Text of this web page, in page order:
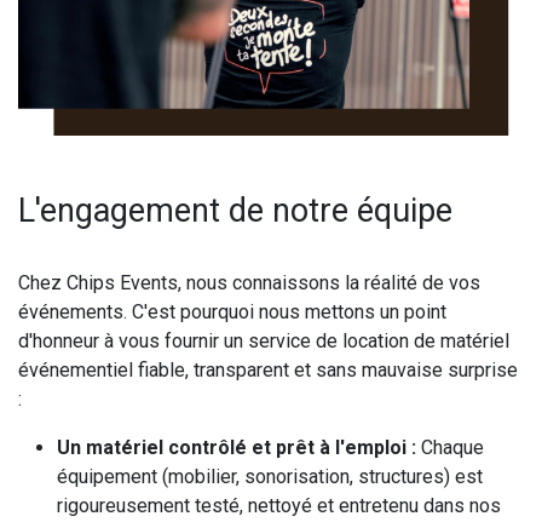
L'engagement de notre équipe
Chez Chips Events, nous connaissons la réalité de vos
événements. C'est pourquoi nous mettons un point
d'honneur à vous fournir un service de location de matériel
événementiel fiable, transparent et sans mauvaise surprise
:
Un matériel contrôlé et prêt à l'emploi : Chaque
équipement (mobilier, sonorisation, structures) est
rigoureusement testé, nettoyé et entretenu dans nos